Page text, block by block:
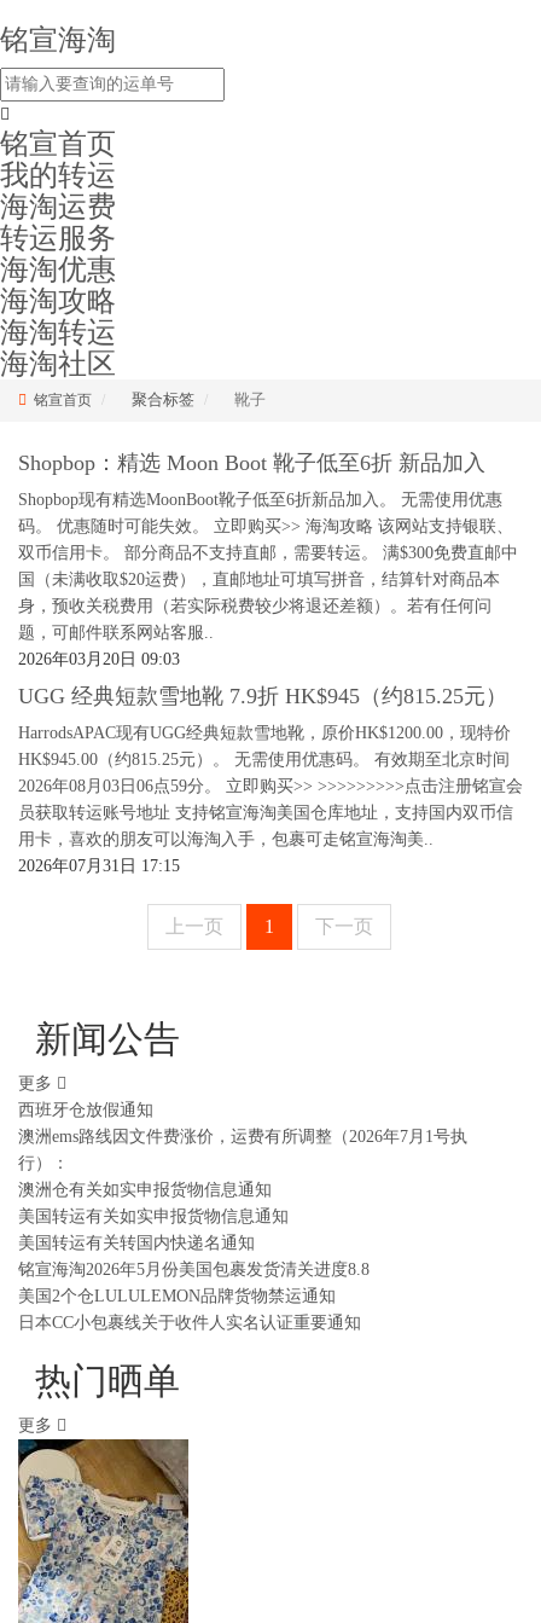
铭宣海淘
铭宣首页
我的转运
海淘运费
转运服务
海淘优惠
海淘攻略
海淘转运
海淘社区
铭宣首页 聚合标签 靴子
Shopbop：精选 Moon Boot 靴子低至6折 新品加入
Shopbop现有精选MoonBoot靴子低至6折新品加入。 无需使用优惠
码。 优惠随时可能失效。 立即购买>> 海淘攻略 该网站支持银联、
双币信用卡。 部分商品不支持直邮，需要转运。 满$300免费直邮中
国（未满收取$20运费），直邮地址可填写拼音，结算针对商品本
身，预收关税费用（若实际税费较少将退还差额）。若有任何问
题，可邮件联系网站客服..
2026年03月20日 09:03
UGG 经典短款雪地靴 7.9折 HK$945（约815.25元）
HarrodsAPAC现有UGG经典短款雪地靴，原价HK$1200.00，现特价
HK$945.00（约815.25元）。 无需使用优惠码。 有效期至北京时间
2026年08月03日06点59分。 立即购买>> >>>>>>>>>点击注册铭宣会
员获取转运账号地址 支持铭宣海淘美国仓库地址，支持国内双币信
用卡，喜欢的朋友可以海淘入手，包裹可走铭宣海淘美..
2026年07月31日 17:15
上一页 1 下一页
新闻公告
更多
西班牙仓放假通知
澳洲ems路线因文件费涨价，运费有所调整（2026年7月1号执
行）：
澳洲仓有关如实申报货物信息通知
美国转运有关如实申报货物信息通知
美国转运有关转国内快递名通知
铭宣海淘2026年5月份美国包裹发货清关进度8.8
美国2个仓LULULEMON品牌货物禁运通知
日本CC小包裹线关于收件人实名认证重要通知
热门晒单
更多